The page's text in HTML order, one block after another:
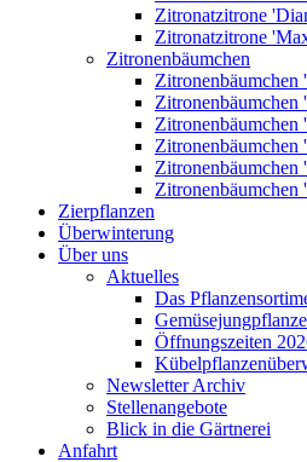
Zitronatzitrone
Zitronatzitrone
Zitronenbäumchen
Zitronenbäumchen
Zitronenbäumchen
Zitronenbäumchen
Zitronenbäumchen
Zitronenbäumchen
Zierpflanzen
Überwinterung
Über uns
Aktuelles
Das
Öffnungszeiten
Newsletter Archiv
Stellenangebote
Blick in die Gärtnerei
Anfahrt